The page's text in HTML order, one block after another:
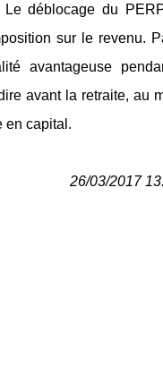
déblocage du
sur le revenu.
avantageuse
avant la retraite, au
en capital.
26/03/2017